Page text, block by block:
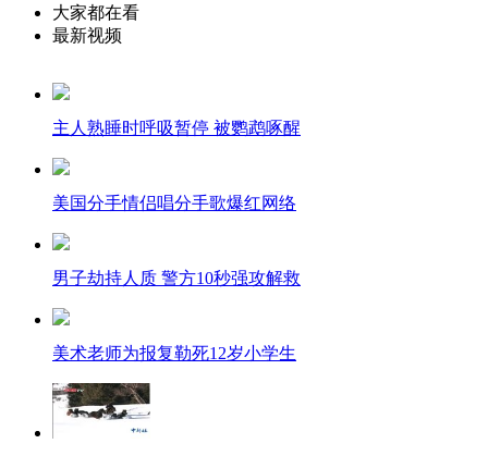
大家都在看
最新视频
主人熟睡时呼吸暂停 被鹦鹉啄醒
美国分手情侣唱分手歌爆红网络
男子劫持人质 警方10秒强攻解救
美术老师为报复勒死12岁小学生